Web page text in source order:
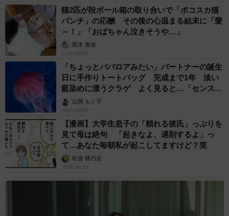
猫2匹が段ボール箱の取り合いで「ポコスカ猫
パンチ」の応酬 その後の心温まる結末に「愛
～！」「おばちゃん泣きそうや…」
梨木 香奈
2026.08.07
「ちょっとババロアみたい」パートナーの誕生
日に手作りトートバッグ 完成まで1年 淡い
藍染めに漂うクラゲ よく見ると…「センスす
ごい」山岡 もと子
2026.08.07
【漫画】大学生息子の「頼れる彼氏」っぷりを
見て母は絶句 「起きなよ、遅刻するよ」っ
て…あなた毎朝私が起こしてますけど？笑
松波 穂乃圭
2026.08.07